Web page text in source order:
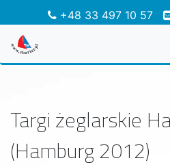
+48 33 497 10 57
Targi żeglarskie
(Hamburg 2012)